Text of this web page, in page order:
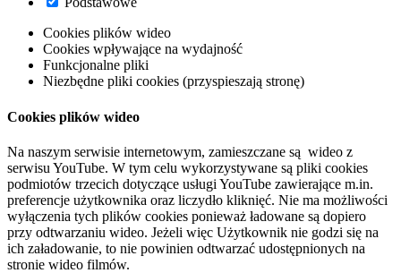
Cookies plików wideo
Cookies wpływające na wydajność
Funkcjonalne pliki
Niezbędne pliki cookies (przyspieszają stronę)
Cookies plików wideo
Na naszym serwisie internetowym, zamieszczane są wideo z
serwisu YouTube. W tym celu wykorzystywane są pliki cookies
podmiotów trzecich dotyczące usługi YouTube zawierające m.in.
preferencje użytkownika oraz liczydło kliknięć. Nie ma możliwości
wyłączenia tych plików cookies ponieważ ładowane są dopiero
przy odtwarzaniu wideo. Jeżeli więc Użytkownik nie godzi się na
ich załadowanie, to nie powinien odtwarzać udostępnionych na
stronie wideo filmów.